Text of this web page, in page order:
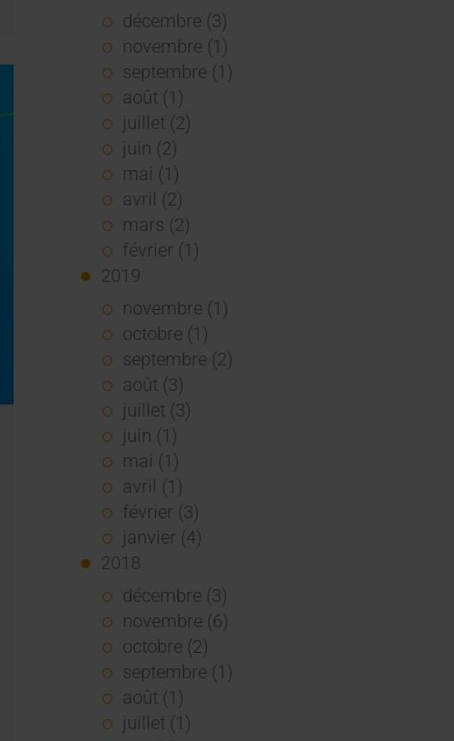
décembre (3)
novembre (1)
septembre (1)
août (1)
juillet (2)
juin (2)
mai (1)
avril (2)
mars (2)
février (1)
2019
novembre (1)
octobre (1)
septembre (2)
août (3)
juillet (3)
juin (1)
mai (1)
avril (1)
février (3)
janvier (4)
2018
décembre (3)
novembre (6)
octobre (2)
septembre (1)
août (1)
juillet (1)